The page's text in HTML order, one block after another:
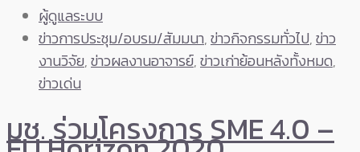
ผู้ดูแลระบบ
ข่าวการประชุม/อบรม/สัมมนา,ข่าวกิจกรรมทั่วไป,ข่าว
งานวิจัย,ข่าวผลงานอาจารย์,ข่าวเก่าย้อนหลังทั้งหมด,
ข่าวเด่น
มช. ร่วมโครงการ SME 4.0 –